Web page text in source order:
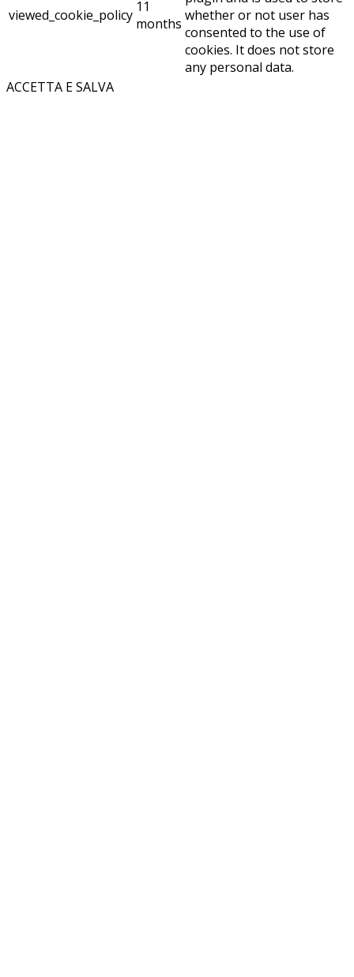
viewed_cookie_policy 11
months whether or not user has
consented to the use of
cookies. It does not store
any personal data.
ACCETTA E SALVA